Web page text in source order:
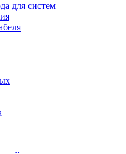
для систем